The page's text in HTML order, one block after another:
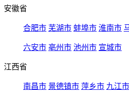
安徽省
合肥市 芜湖市 蚌埠市 淮南市
六安市 亳州市 池州市 宣城市
江西省
南昌市 景德镇市 萍乡市 九江市